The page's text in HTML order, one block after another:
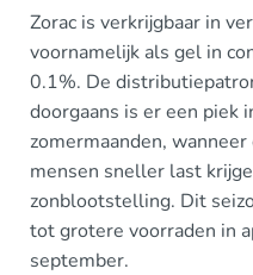
Zorac is verkrijgbaar in
voornamelijk als gel in
0.1%. De
doorgaans is er een piek
zomermaanden,
mensen sneller last
zonblootstelling. Dit
tot grotere voorraden in
september.